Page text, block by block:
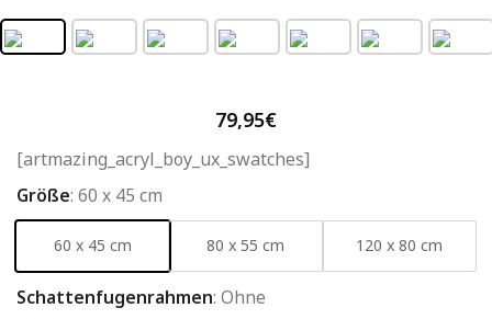
79,95€
[artmazing_acryl_boy_ux_swatches]
Größe: 60 x 45 cm
60 x 45 cm 80 x 55 cm 120 x 80 cm
Schattenfugenrahmen: Ohne